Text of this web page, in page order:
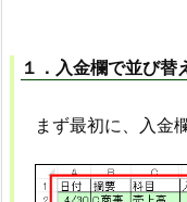
１．入金欄で並び替
まず最初に、入金